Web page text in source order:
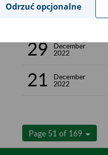
29
29 December
2022
21
December
2022
Page 51 of 169
Odrzuć opcjonalne